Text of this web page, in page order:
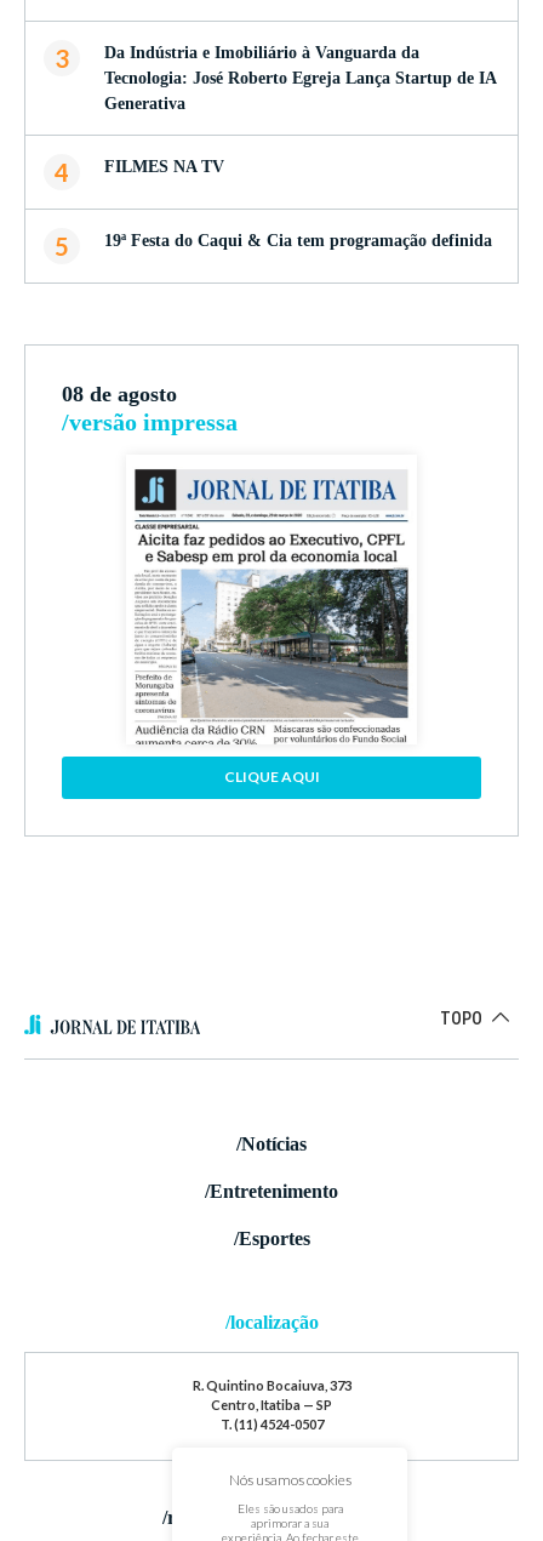
3
Da Indústria e Imobiliário à Vanguarda da
Tecnologia: José Roberto Egreja Lança Startup de IA
Generativa
4 FILMES NA TV
5 19ª Festa do Caqui & Cia tem programação definida
08 de agosto
/versão impressa
CLIQUE AQUI
TOPO
/Notícias
/Entretenimento
/Esportes
/localização
R. Quintino Bocaiuva, 373
Centro, Itatiba — SP
T. (11) 4524-0507
/redes sociais
Nós usamos cookies
Eles são usados para
aprimorar a sua
experiência. Ao fechar este